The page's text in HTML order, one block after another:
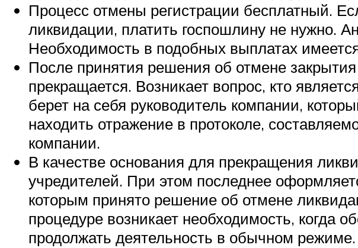
Процесс отмены регистрации бесплатный.
ликвидации, платить госпошлину не нужно.
Необходимость в подобных выплатах
После принятия решения об отмене
прекращается. Возникает вопрос, кто
берет на себя руководитель компании,
находить отражение в протоколе,
компании.
В качестве основания для прекращения
учредителей. При этом последнее
которым принято решение об отмене
процедуре возникает необходимость, когда
продолжать деятельность в обычном режиме.